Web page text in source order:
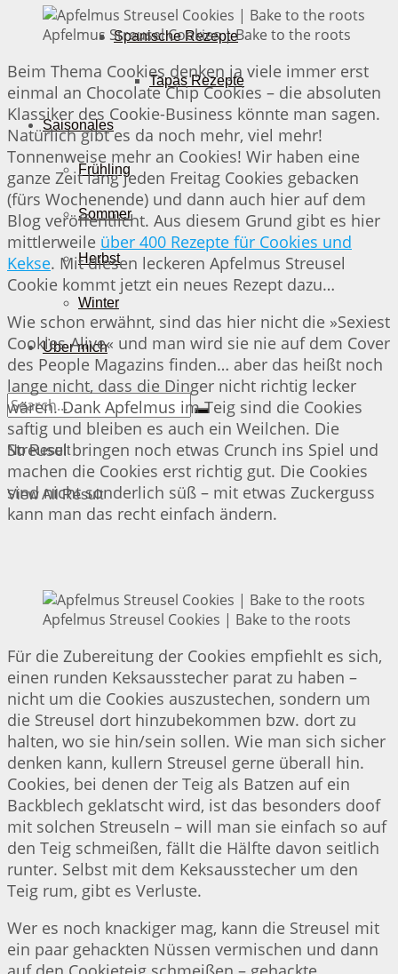
Spanische Rezepte
Tapas Rezepte
Saisonales
Frühling
Sommer
Herbst
Winter
Über mich
No Result
View All Result
Apfelmus Streusel Cookies | Bake to the roots
Beim Thema Cookies denken ja viele immer erst
einmal an Chocolate Chip Cookies – die absoluten
Klassiker des Cookie-Business könnte man sagen.
Natürlich gibt es da noch mehr, viel mehr!
Tonnenweise mehr an Cookies! Wir haben eine
ganze Zeit lang jeden Freitag Cookies gebacken
(fürs Wochenende) und dann auch hier auf dem
Blog veröffentlicht. Aus diesem Grund gibt es hier
mittlerweile über 400 Rezepte für Cookies und
Kekse. Mit diesen leckeren Apfelmus Streusel
Cookie kommt jetzt ein neues Rezept dazu…
Wie schon erwähnt, sind das hier nicht die »Sexiest
Cookies Alive« und man wird sie nie auf dem Cover
des People Magazins finden… aber das heißt noch
lange nicht, dass die Dinger nicht richtig lecker
wären. Dank Apfelmus im Teig sind die Cookies
saftig und bleiben es auch ein Weilchen. Die
Streusel bringen noch etwas Crunch ins Spiel und
machen die Cookies erst richtig gut. Die Cookies
sind nicht sonderlich süß – mit etwas Zuckerguss
kann man das recht einfach ändern.
Apfelmus Streusel Cookies | Bake to the roots
Für die Zubereitung der Cookies empfiehlt es sich,
einen runden Keksausstecher parat zu haben –
nicht um die Cookies auszustechen, sondern um
die Streusel dort hinzubekommen bzw. dort zu
halten, wo sie hin/sein sollen. Wie man sich sicher
denken kann, kullern Streusel gerne überall hin.
Cookies, bei denen der Teig als Batzen auf ein
Backblech geklatscht wird, ist das besonders doof
mit solchen Streuseln – will man sie einfach so auf
den Teig schmeißen, fällt die Hälfte davon seitlich
runter. Selbst mit dem Keksausstecher um den
Teig rum, gibt es Verluste.
Wer es noch knackiger mag, kann die Streusel mit
ein paar gehackten Nüssen vermischen und dann